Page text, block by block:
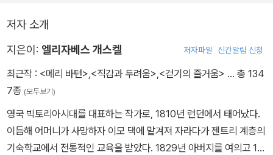
저자 소개
지은이: 엘리자베스 개스켈 저자파일 신간알림 신청
최근작 : <메리 바턴>,<직감과 두려움>,<걷기의 즐거움> … 총 134
7종 (모두보기)
영국 빅토리아시대를 대표하는 작가로, 1810년 런던에서 태어났다.
이듬해 어머니가 사망하자 이모 댁에 맡겨져 자라다가 젠트리 계층의
기숙학교에서 전통적인 교육을 받았다. 1829년 아버지를 여의고 18